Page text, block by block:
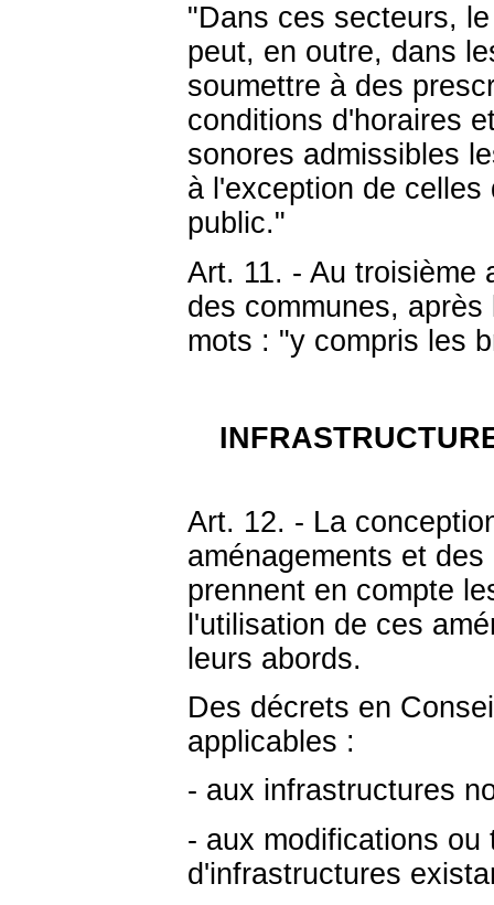
"Dans ces secteurs,
peut, en outre, dans
soumettre à des
conditions d'horaires
sonores admissibles
à l'exception de
public."
Art. 11. - Au troisième
des communes,
mots : "y compris les
Art. 12. - La
aménagements et
prennent en compte
l'utilisation de ces
leurs abords.
Des décrets en
applicables :
- aux infrastructures
- aux modifications
d'infrastructures